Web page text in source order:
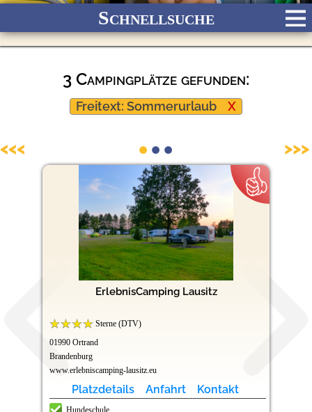
Schnellsuche
Fluss Meer Gebirge See
Wald/Wiesen
Ganzjährig geöffnet
Hundefreundliche Campingplätze
3 Campingplätze gefunden:
Freitext: Sommerurlaub X
ErlebnisCamping Lausitz
Sterne (DTV)
01990 Ortrand
Brandenburg
www.erlebniscamping-lausitz.eu
Platzdetails Anfahrt Kontakt
Hundeschule
<<< >>>